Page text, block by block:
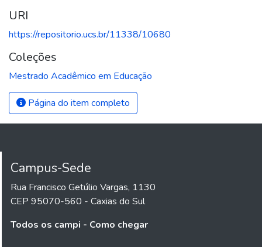
URI
https://repositorio.ucs.br/11338/10680
Coleções
Mestrado Acadêmico em Educação
Página do item completo
Campus-Sede
Rua Francisco Getúlio Vargas, 1130
CEP 95070-560 - Caxias do Sul
Todos os campi - Como chegar